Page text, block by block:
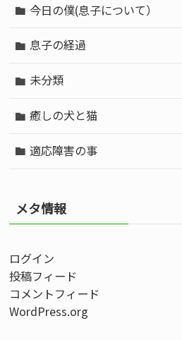
今日の僕(息子について）
息子の経過
未分類
癒しの犬と猫
適応障害の事
メタ情報
ログイン
投稿フィード
コメントフィード
WordPress.org